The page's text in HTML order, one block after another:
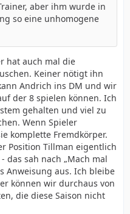
aber ihm wurde in
so eine unhomogene
hat auch mal die
Keiner nötigt ihn
Andrich ins DM und wir
der 8 spielen können. Ich
gehalten und viel zu
Wenn Spieler
komplette Fremdkörper.
Position Tillman eigentlich
das sah nach „Mach mal
Anweisung aus. Ich bleibe
können wir durchaus von
die diese Saison nicht